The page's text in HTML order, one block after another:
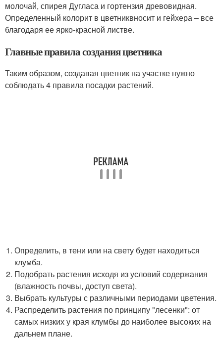
молочай, спирея Дугласа и гортензия древовидная.
Определенный колорит в цветниквносит и гейхера – все
благодаря ее ярко-красной листве.
Главные правила создания цветника
Таким образом, создавая цветник на участке нужно
соблюдать 4 правила посадки растений.
Определить, в тени или на свету будет находиться
клумба.
Подобрать растения исходя из условий содержания
(влажность почвы, доступ света).
Выбрать культуры с различными периодами цветения.
Распределить растения по принципу "лесенки": от
самых низких у края клумбы до наиболее высоких на
дальнем плане.